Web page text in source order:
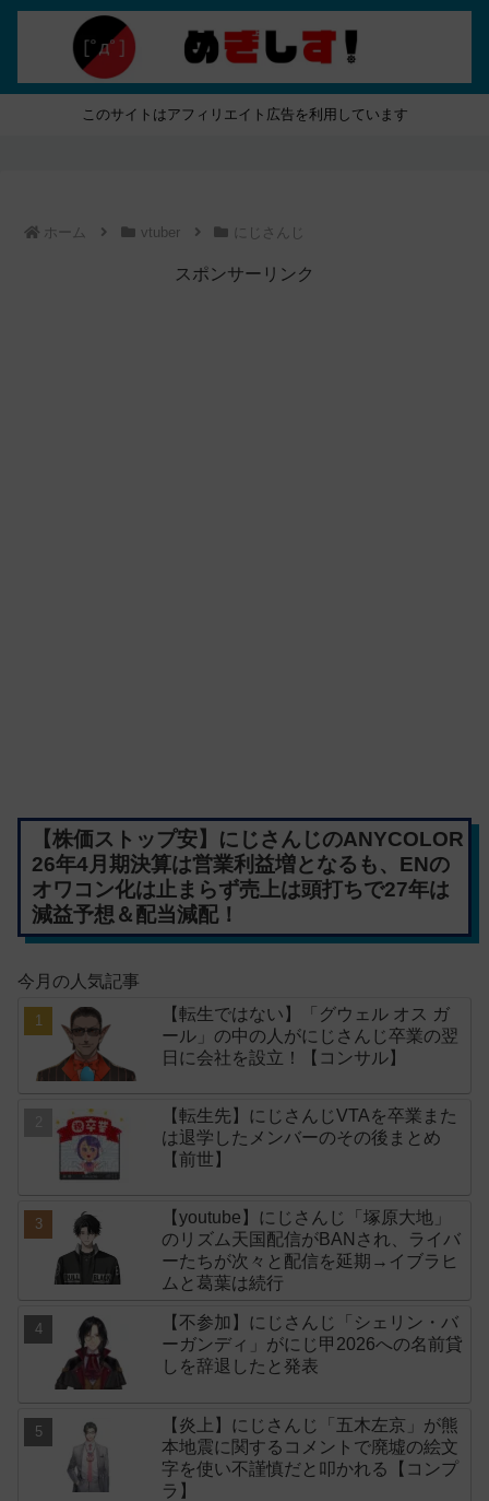
このサイトはアフィリエイト広告を利用しています
ホーム vtuber にじさんじ
スポンサーリンク
【株価ストップ安】にじさんじのANYCOLOR
26年4月期決算は営業利益増となるも、ENの
オワコン化は止まらず売上は頭打ちで27年は
減益予想＆配当減配！
今月の人気記事
【転生ではない】「グウェル オス ガ
ール」の中の人がにじさんじ卒業の翌
日に会社を設立！【コンサル】
【転生先】にじさんじVTAを卒業また
は退学したメンバーのその後まとめ
【前世】
【youtube】にじさんじ「塚原大地」
のリズム天国配信がBANされ、ライバ
ーたちが次々と配信を延期→イブラヒ
ムと葛葉は続行
【不参加】にじさんじ「シェリン・バ
ーガンディ」がにじ甲2026への名前貸
しを辞退したと発表
【炎上】にじさんじ「五木左京」が熊
本地震に関するコメントで廃墟の絵文
字を使い不謹慎だと叩かれる【コンプ
ラ】